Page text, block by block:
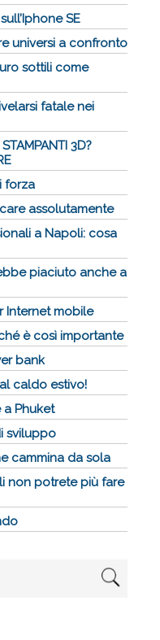
SE
universi a confronto
sottili come
fatale nei
3D?
forza
assolutamente
a Napoli: cosa
piaciuto anche a
Internet mobile
è così importante
bank
caldo estivo!
Phuket
sviluppo
cammina da sola
non potrete più fare